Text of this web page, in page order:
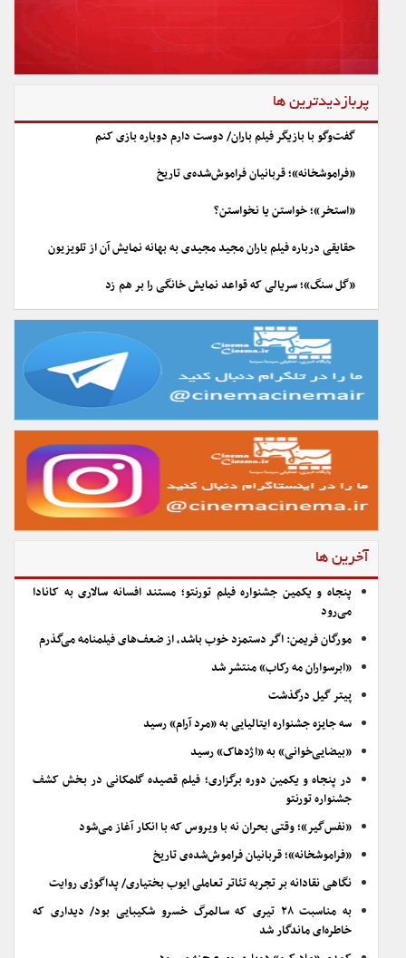
پربازدیدترین ها
گفت‌وگو با بازیگر فیلم باران/ دوست دارم دوباره بازی کنم
«فراموشخانه»؛ قربانیان فراموش‌شده‌ی تاریخ
«استخر»؛ خواستن یا نخواستن؟
حقایقی درباره فیلم باران مجید مجیدی به بهانه نمایش آن از تلویزیون
«گل سنگ»؛ سریالی که قواعد نمایش خانگی را بر هم زد
آخرین ها
پنجاه و یکمین جشنواره فیلم تورنتو؛ مستند افسانه سالاری به کانادا
می‌رود
مورگان فریمن: اگر دستمزد خوب باشد، از ضعف‌های فیلمنامه می‌گذرم
«ابرسواران مه رکاب» منتشر شد
پیتر گیل درگذشت
سه جایزه جشنواره ایتالیایی به «مرد آرام» رسید
«بیضایی‌خوانی» به «اژدهاک» رسید
در پنجاه و یکمین دوره برگزاری؛ فیلم قصیده گلمکانی در بخش کشف
جشنواره تورنتو
«نفس‌گیر»؛ وقتی بحران نه با ویروس که با انکار آغاز می‌شود
«فراموشخانه»؛ قربانیان فراموش‌شده‌ی تاریخ
نگاهی نقادانه بر تجربه تئاتر تعاملی ایوب بختیاری/ پداگوژی روایت
به مناسبت ۲۸ تیری که سالمرگ خسرو شکیبایی بود/ دیداری که
خاطره‌ای ماندگار شد